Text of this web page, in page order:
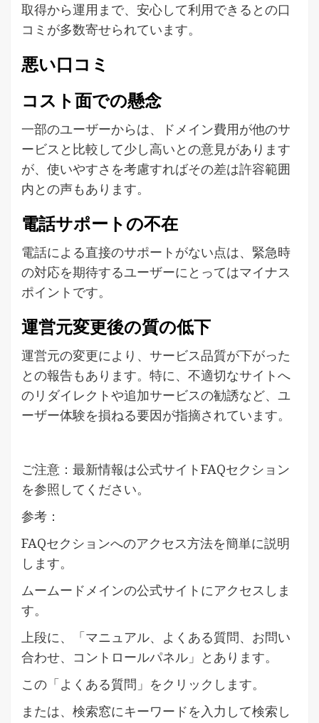
取得から運用まで、安心して利用できるとの口
コミが多数寄せられています。
悪い口コミ
コスト面での懸念
一部のユーザーからは、ドメイン費用が他のサ
ービスと比較して少し高いとの意見があります
が、使いやすさを考慮すればその差は許容範囲
内との声もあります。
電話サポートの不在
電話による直接のサポートがない点は、緊急時
の対応を期待するユーザーにとってはマイナス
ポイントです。
運営元変更後の質の低下
運営元の変更により、サービス品質が下がった
との報告もあります。特に、不適切なサイトへ
のリダイレクトや追加サービスの勧誘など、ユ
ーザー体験を損ねる要因が指摘されています。
ご注意：最新情報は公式サイトFAQセクション
を参照してください。
参考：
FAQセクションへのアクセス方法を簡単に説明
します。
ムームードメインの公式サイトにアクセスしま
す。
上段に、「マニュアル、よくある質問、お問い
合わせ、コントロールパネル」とあります。
この「よくある質問」をクリックします。
または、検索窓にキーワードを入力して検索し